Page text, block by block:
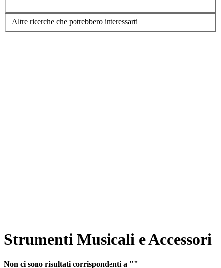
Altre ricerche che potrebbero interessarti
Strumenti Musicali e Accessori
Non ci sono risultati corrispondenti a ""